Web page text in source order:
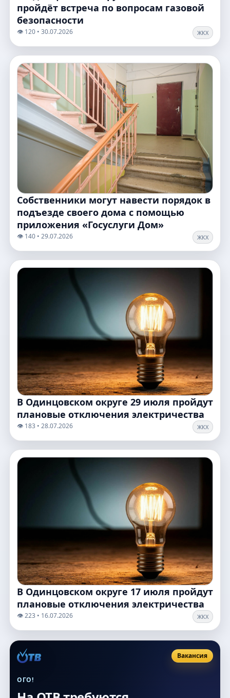
пройдёт встреча по вопросам газовой
безопасности
👁️ 120 • 30.07.2026 ЖКХ
Собственники могут навести порядок в
подъезде своего дома с помощью
приложения «Госуслуги Дом»
👁️ 140 • 29.07.2026 ЖКХ
В Одинцовском округе 29 июля пройдут
плановые отключения электричества
👁️ 183 • 28.07.2026 ЖКХ
В Одинцовском округе 17 июля пройдут
плановые отключения электричества
👁️ 223 • 16.07.2026 ЖКХ
Вакансия
ОГО!